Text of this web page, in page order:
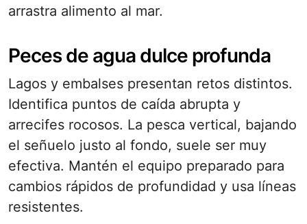
arrastra alimento al mar.
Peces de agua dulce profunda
Lagos y embalses presentan retos distintos.
Identifica puntos de caída abrupta y
arrecifes rocosos. La pesca vertical, bajando
el señuelo justo al fondo, suele ser muy
efectiva. Mantén el equipo preparado para
cambios rápidos de profundidad y usa líneas
resistentes.